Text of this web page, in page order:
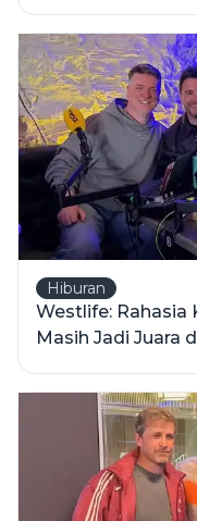
Hiburan
Westlife: Rahasia
Masih Jadi Juara